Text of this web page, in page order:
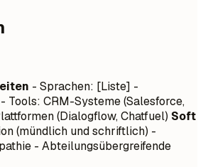
- Sprachen: [Liste] -
Tools: CRM-Systeme (Salesforce,
(Dialogflow, Chatfuel) Soft
(mündlich und schriftlich) -
- Abteilungsübergreifende